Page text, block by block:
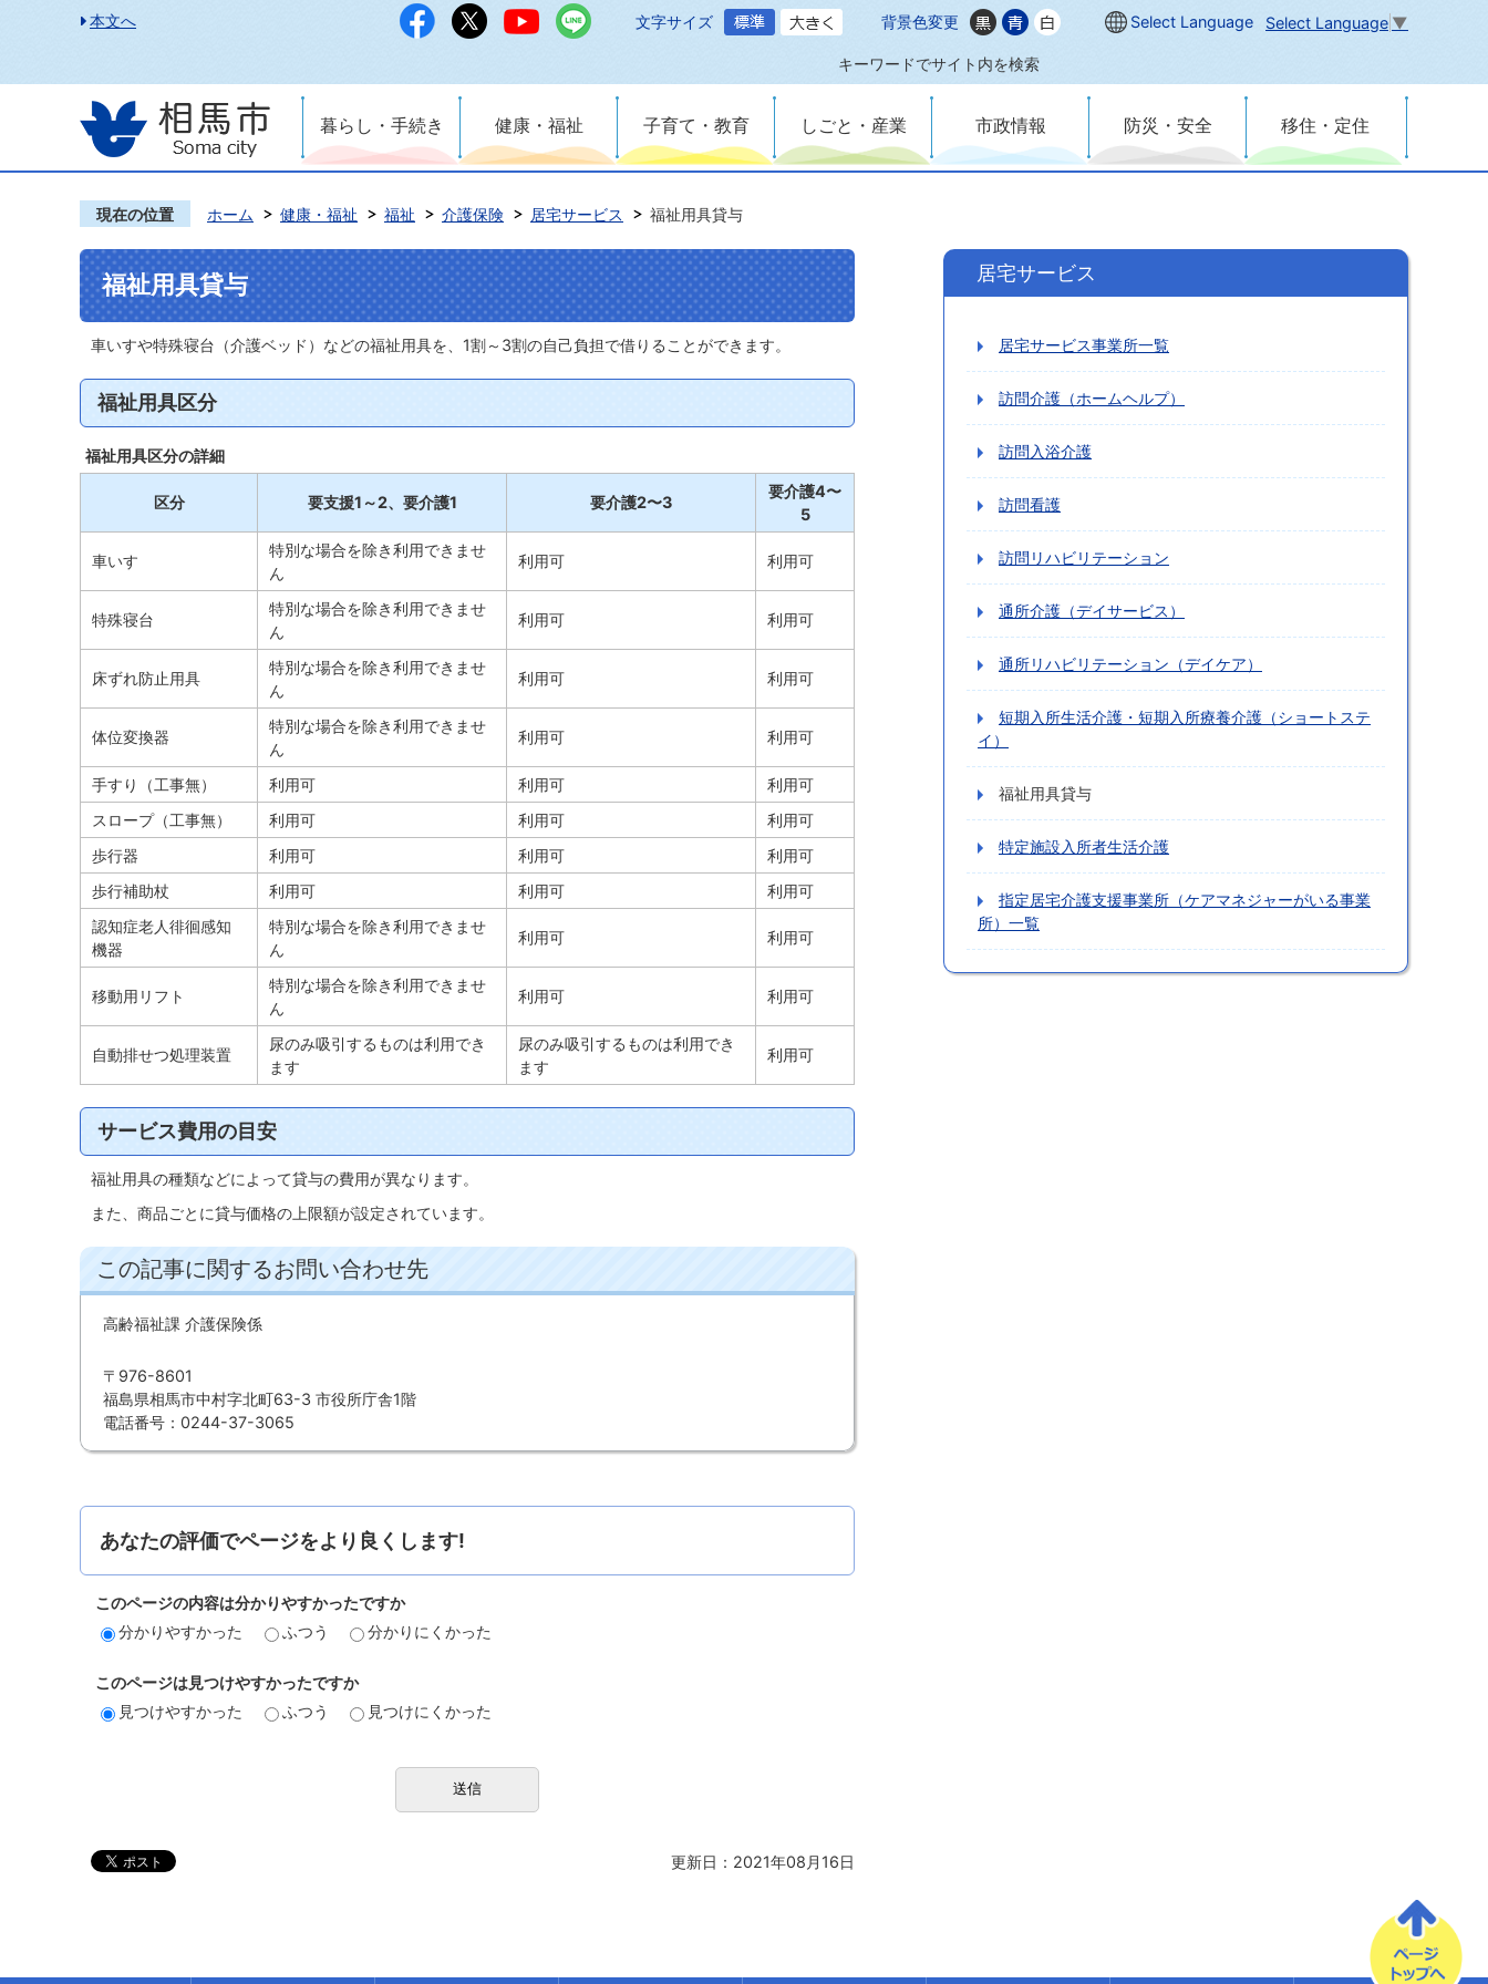
本文へ 文字サイズ 背景色変更 Select Language Select Language ▼
キーワードでサイト内を検索
暮らし・手続き 健康・福祉 子育て・教育 しごと・産業 市政情報 防災・安全 移住・定住
現在の位置 ホーム 健康・福祉 福祉 介護保険 居宅サービス 福祉用具貸与
福祉用具貸与
車いすや特殊寝台（介護ベッド）などの福祉用具を、1割～3割の自己負担で借りることができます。
福祉用具区分
福祉用具区分の詳細
区分 要支援1～2、要介護1 要介護2〜3
要介護4〜
5
車いす
特別な場合を除き利用できませ
ん
利用可 利用可
特殊寝台
特別な場合を除き利用できませ
ん
利用可 利用可
床ずれ防止用具
特別な場合を除き利用できませ
ん
利用可 利用可
体位変換器
特別な場合を除き利用できませ
ん
利用可 利用可
手すり（工事無） 利用可 利用可
利用可
スロープ（工事無）
利用可 利用可
利用可
歩行器
利用可 利用可
利用可
歩行補助杖
利用可 利用可
利用可
認知症老人徘徊感知
機器
特別な場合を除き利用できませ
ん
利用可 利用可
移動用リフト
特別な場合を除き利用できませ
ん
利用可 利用可
自動排せつ処理装置
尿のみ吸引するものは利用でき
ます
尿のみ吸引するものは利用でき
ます
利用可
サービス費用の目安
福祉用具の種類などによって貸与の費用が異なります。
また、商品ごとに貸与価格の上限額が設定されています。
この記事に関するお問い合わせ先
高齢福祉課 介護保険係
〒976-8601
福島県相馬市中村字北町63-3 市役所庁舎1階
電話番号：0244-37-3065
あなたの評価でページをより良くします!
このページの内容は分かりやすかったですか
分かりやすかった
ふつう 分かりにくかった
このページは見つけやすかったですか
見つけやすかった
ふつう 見つけにくかった
更新日：2021年08月16日
居宅サービス
居宅サービス事業所一覧
訪問介護（ホームヘルプ）
訪問入浴介護
訪問看護
訪問リハビリテーション
通所介護（デイサービス）
通所リハビリテーション（デイケア）
短期入所生活介護・短期入所療養介護（ショートステ
イ）
福祉用具貸与
特定施設入所者生活介護
指定居宅介護支援事業所（ケアマネジャーがいる事業
所）一覧